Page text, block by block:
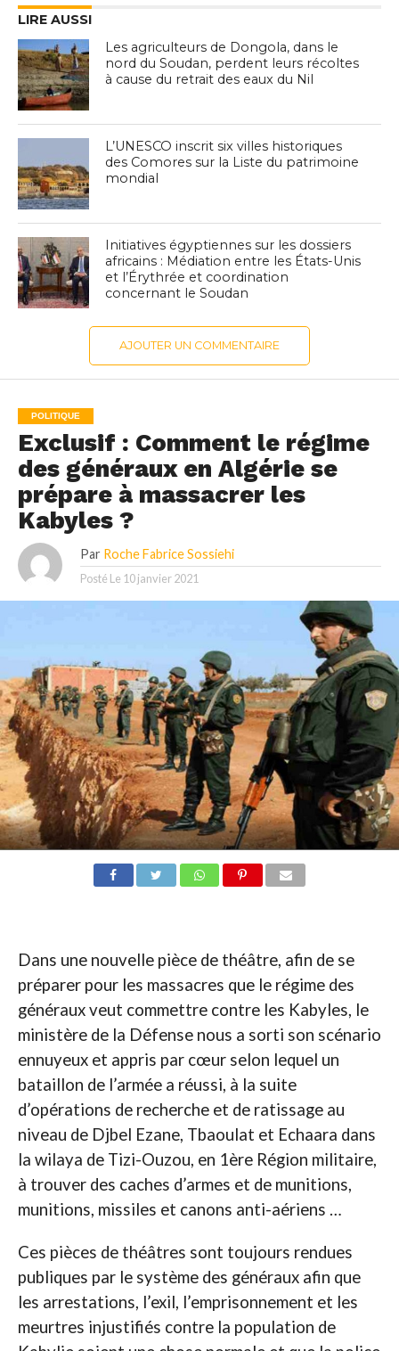
LIRE AUSSI
Les agriculteurs de Dongola, dans le
nord du Soudan, perdent leurs récoltes
à cause du retrait des eaux du Nil
L’UNESCO inscrit six villes historiques
des Comores sur la Liste du patrimoine
mondial
Initiatives égyptiennes sur les dossiers
africains : Médiation entre les États-Unis
et l’Érythrée et coordination
concernant le Soudan
AJOUTER UN COMMENTAIRE
POLITIQUE
Exclusif : Comment le régime
des généraux en Algérie se
prépare à massacrer les
Kabyles ?
Par Roche Fabrice Sossiehi
Posté Le 10 janvier 2021
Dans une nouvelle pièce de théâtre, afin de se
préparer pour les massacres que le régime des
généraux veut commettre contre les Kabyles, le
ministère de la Défense nous a sorti son scénario
ennuyeux et appris par cœur selon lequel un
bataillon de l’armée a réussi, à la suite
d’opérations de recherche et de ratissage au
niveau de Djbel Ezane, Tbaoulat et Echaara dans
la wilaya de Tizi-Ouzou, en 1ère Région militaire,
à trouver des caches d’armes et de munitions,
munitions, missiles et canons anti-aériens …
Ces pièces de théâtres sont toujours rendues
publiques par le système des généraux afin que
les arrestations, l’exil, l’emprisonnement et les
meurtres injustifiés contre la population de